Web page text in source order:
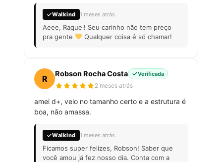
Walkind 1 meses atrás
Aeee, Raquel! Seu carinho não tem preço
pra gente
Qualquer coisa é só chamar!
R
Robson Rocha Costa Verificada
2 meses atrás
amei d+, veio no tamanho certo e a estrutura é
boa, não amassa.
Walkind 1 meses atrás
Ficamos super felizes, Robson! Saber que
você amou já fez nosso dia. Conta com a